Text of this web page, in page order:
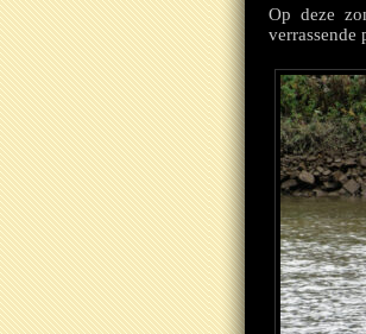
Op deze
verrassende